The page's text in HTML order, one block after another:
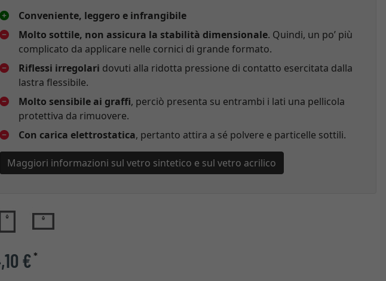
Conveniente, leggero e infrangibile
Molto sottile, non assicura la stabilità dimensionale. Quindi, un po’ più
complicato da applicare nelle cornici di grande formato.
Riflessi irregolari dovuti alla ridotta pressione di contatto esercitata dalla
lastra flessibile.
Molto sensibile ai graffi, perciò presenta su entrambi i lati una pellicola
protettiva da rimuovere.
Con carica elettrostatica, pertanto attira a sé polvere e particelle sottili.
Maggiori informazioni sul vetro sintetico e sul vetro acrilico
€*